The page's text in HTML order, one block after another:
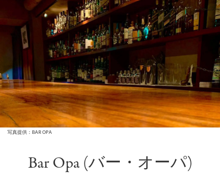
写真提供：BAR OPA
Bar Opa (バー・オーパ)